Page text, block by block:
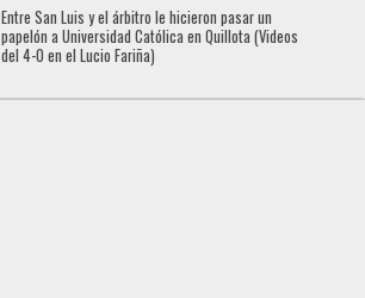
Entre San Luis y el árbitro le hicieron pasar un
papelón a Universidad Católica en Quillota (Videos
del 4-0 en el Lucio Fariña)